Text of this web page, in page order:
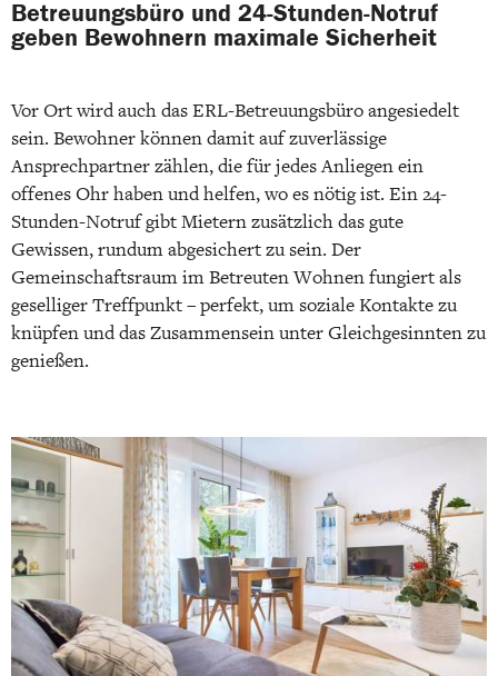
Betreuungsbüro und 24-Stunden-Notruf
geben Bewohnern maximale Sicherheit
Vor Ort wird auch das ERL-Betreuungsbüro angesiedelt
sein. Bewohner können damit auf zuverlässige
Ansprechpartner zählen, die für jedes Anliegen ein
offenes Ohr haben und helfen, wo es nötig ist. Ein 24-
Stunden-Notruf gibt Mietern zusätzlich das gute
Gewissen, rundum abgesichert zu sein. Der
Gemeinschaftsraum im Betreuten Wohnen fungiert als
geselliger Treffpunkt – perfekt, um soziale Kontakte zu
knüpfen und das Zusammensein unter Gleichgesinnten zu
genießen.